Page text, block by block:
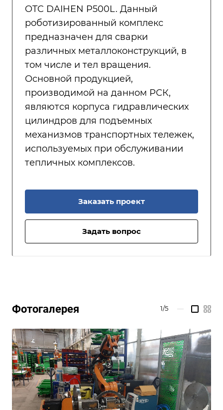
OTC DAIHEN P500L. Данный
роботизированный комплекс
предназначен для сварки
различных металлоконструкций, в
том числе и тел вращения.
Основной продукцией,
производимой на данном РСК,
являются корпуса гидравлических
цилиндров для подъемных
механизмов транспортных тележек,
используемых при обслуживании
тепличных комплексов.
Заказать проект
Задать вопрос
Фотогалерея 1/5 —